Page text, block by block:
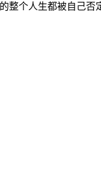
整个人生都被自己否